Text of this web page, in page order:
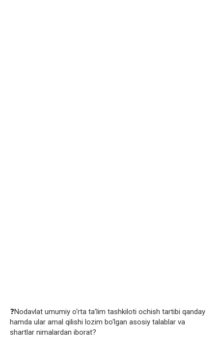
❓Nodavlat umumiy o‘rta ta’lim tashkiloti ochish tartibi qanday
hamda ular amal qilishi lozim bo‘lgan asosiy talablar va
shartlar nimalardan iborat?